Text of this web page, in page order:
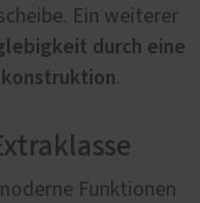
Ein weiterer
durch eine
.
Funktionen